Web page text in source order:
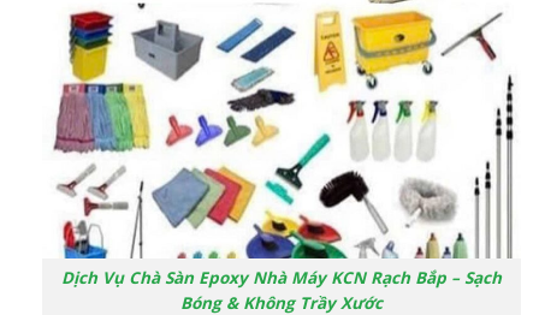
Dịch Vụ Chà Sàn Epoxy Nhà Máy KCN Rạch Bắp – Sạch
Bóng & Không Trầy Xước